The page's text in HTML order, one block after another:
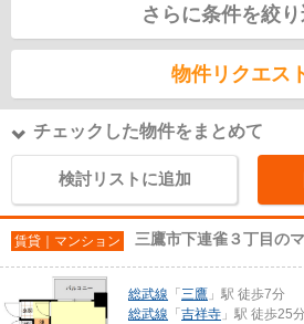
さらに条件を絞
物件リクエス
チェックした物件をまとめて
検討リストに追加
賃貸｜マンション 三鷹市下連雀３丁目の
総武線 「 三鷹 」駅 徒歩7分
総武線 「 吉祥寺 」駅 徒歩25